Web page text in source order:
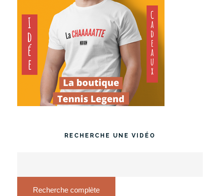
RECHERCHE UNE VIDÉO
Recherche complète